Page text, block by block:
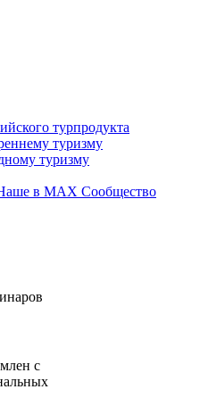
турпродукта
туризму
туризму
в MAX Сообщество
с